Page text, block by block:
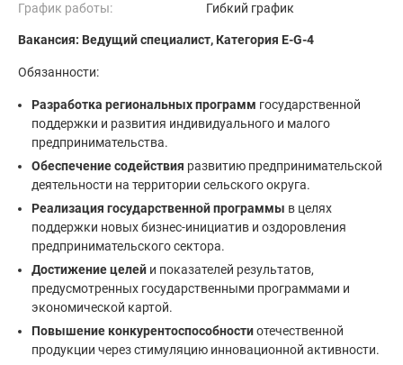
График работы: Гибкий график
Вакансия: Ведущий специалист, Категория E-G-4
Обязанности:
Разработка региональных программ государственной
поддержки и развития индивидуального и малого
предпринимательства.
Обеспечение содействия развитию предпринимательской
деятельности на территории сельского округа.
Реализация государственной программы в целях
поддержки новых бизнес-инициатив и оздоровления
предпринимательского сектора.
Достижение целей и показателей результатов,
предусмотренных государственными программами и
экономической картой.
Повышение конкурентоспособностиотечественной
продукции через стимуляцию инновационной активности.